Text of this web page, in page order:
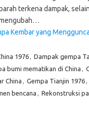
terkena dampak,
Kembar yang
1976, Dampak gempa
bumi mematikan di China ,
China , Gempa Tianjin 1976,
bencana , Rekonstruksi